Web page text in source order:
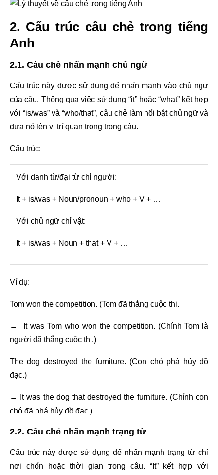
2. Cấu trúc câu chẻ trong tiếng
Anh
2.1. Câu chẻ nhấn mạnh chủ ngữ
Cấu trúc này được sử dụng để nhấn mạnh vào chủ ngữ
của câu. Thông qua việc sử dụng “it” hoặc “what” kết hợp
với “is/was” và “who/that”, câu chẻ làm nổi bật chủ ngữ và
đưa nó lên vị trí quan trọng trong câu.
Cấu trúc:
Với danh từ/đại từ chỉ người:
It + is/was + Noun/pronoun + who + V + …
Với chủ ngữ chỉ vật:
It + is/was + Noun + that + V + …
Ví dụ:
Tom won the competition. (Tom đã thắng cuộc thi.
→ It was Tom who won the competition. (Chính Tom là
người đã thắng cuộc thi.)
The dog destroyed the furniture. (Con chó phá hủy đồ
đạc.)
→ It was the dog that destroyed the furniture. (Chính con
chó đã phá hủy đồ đạc.)
2.2. Câu chẻ nhấn mạnh trạng từ
Cấu trúc này được sử dụng để nhấn mạnh trạng từ chỉ
nơi chốn hoặc thời gian trong câu. “It” kết hợp với